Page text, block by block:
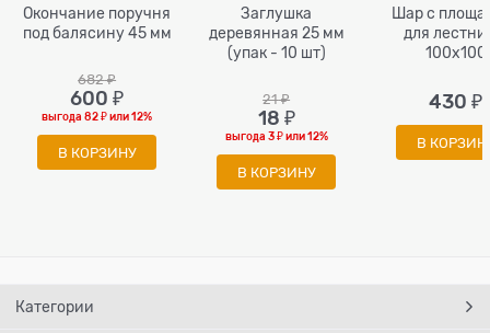
Окончание поручня
под балясину 45 мм
682 ₽
600 ₽
выгода82 ₽или12%
В КОРЗИНУ
Заглушка
деревянная 25 мм
(упак - 10 шт)
21 ₽
18 ₽
выгода 3 ₽или12%
В КОРЗИНУ
Шар с
для
100х100
430 ₽
В
Категории